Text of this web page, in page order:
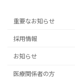
重要なお知らせ
採用情報
お知らせ
医療関係者の方